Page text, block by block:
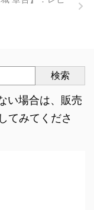
検索
い場合は、販売
てみてくださ